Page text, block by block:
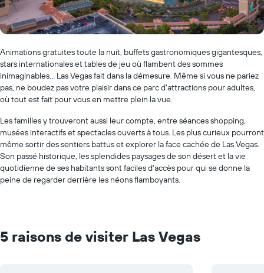
Animations gratuites toute la nuit, buffets gastronomiques gigantesques,
stars internationales et tables de jeu où flambent des sommes
inimaginables... Las Vegas fait dans la démesure. Même si vous ne pariez
pas, ne boudez pas votre plaisir dans ce parc d'attractions pour adultes,
où tout est fait pour vous en mettre plein la vue.
Les familles y trouveront aussi leur compte, entre séances shopping,
musées interactifs et spectacles ouverts à tous. Les plus curieux pourront
même sortir des sentiers battus et explorer la face cachée de Las Vegas.
Son passé historique, les splendides paysages de son désert et la vie
quotidienne de ses habitants sont faciles d'accès pour qui se donne la
peine de regarder derrière les néons flamboyants.
5 raisons de visiter Las Vegas